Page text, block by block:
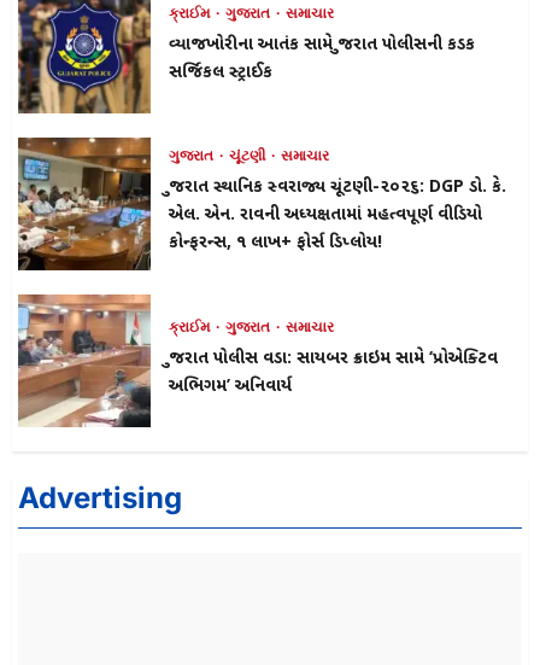
ક્રાઈમ ગુજરાત સમાચાર
વ્યાજખોરીના આતંક સામે ગુજરાત પોલીસની કડક
સર્જિકલ સ્ટ્રાઈક
ગુજરાત ચૂંટણી સમાચાર
ગુજરાત સ્થાનિક સ્વરાજ્ય ચૂંટણી-૨૦૨૬: DGP ડો. કે.
એલ. એન. રાવની અધ્યક્ષતામાં મહત્વપૂર્ણ વીડિયો
કોન્ફરન્સ, ૧ લાખ+ ફોર્સ ડિપ્લોય!
ક્રાઈમ ગુજરાત સમાચાર
ગુજરાત પોલીસ વડા: સાયબર ક્રાઇમ સામે ‘પ્રોએક્ટિવ
અભિગમ’ અનિવાર્ય
Advertising